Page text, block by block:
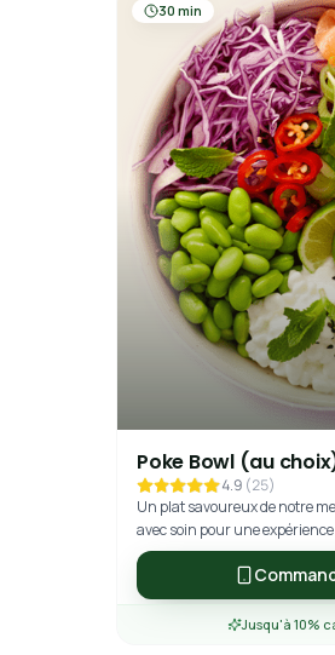
30 min
Poke Bowl (au
4.9 (25)
Un plat savoureux de notre
avec soin pour une
Jusqu'à 10%